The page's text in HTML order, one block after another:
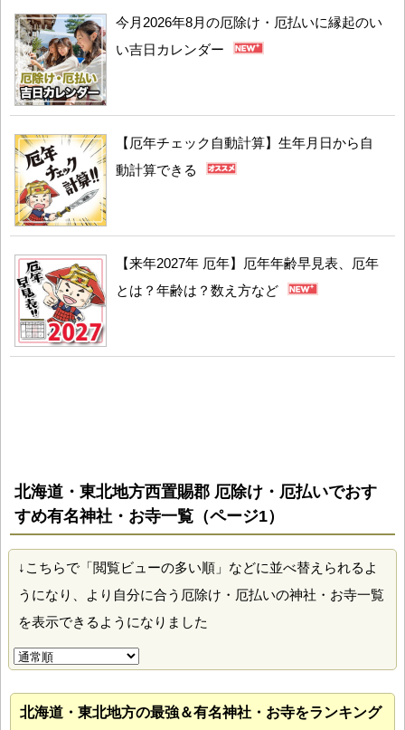
今月2026年8月の厄除け・厄払いに縁起のい
い吉日カレンダー
【厄年チェック自動計算】生年月日から自
動計算できる
【来年2027年 厄年】厄年年齢早見表、厄年
とは？年齢は？数え方など
北海道・東北地方西置賜郡 厄除け・厄払いでおす
すめ有名神社・お寺一覧（ページ1）
↓こちらで「閲覧ビューの多い順」などに並べ替えられるよ
うになり、より自分に合う厄除け・厄払いの神社・お寺一覧
を表示できるようになりました
北海道・東北地方の最強＆有名神社・お寺をランキング